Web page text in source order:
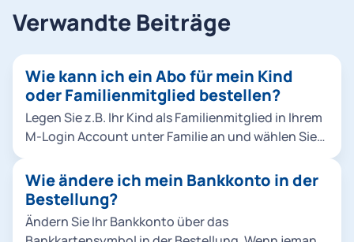
Verwandte Beiträge
Wie kann ich ein Abo für mein Kind
oder Familienmitglied bestellen?
Legen Sie z.B. Ihr Kind als Familienmitglied in Ihrem
M-Login Account unter Familie an und wählen Sie
entweder in der Bestellung unter Abo-
Nutzer*innen auf Familienmitglied hinzufügen
oder fügen Sie Ihr Familienmitglied direkt im M-
Login hinzu. Hinweise: Sie können Abos für
Wie ändere ich mein Bankkonto in der
Bestellung?
Ändern Sie Ihr Bankkonto über das